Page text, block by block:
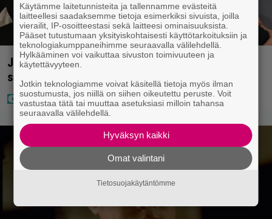
Jani Sieviseltä harvinainen kuva – ”Kaikki lapset
samaan aikaan”
Käytämme laitetunnisteita ja tallennamme evästeitä
laitteellesi saadaksemme tietoja esimerkiksi sivuista, joilla
vierailit, IP-osoitteestasi sekä laitteesi ominaisuuksista.
Pääset tutustumaan yksityiskohtaisesti käyttötarkoituksiin ja
teknologiakumppaneihimme seuraavalla välilehdellä.
Hylkääminen voi vaikuttaa sivuston toimivuuteen ja
käytettävyyteen.
Jotkin teknologiamme voivat käsitellä tietoja myös ilman
suostumusta, jos niillä on siihen oikeutettu peruste. Voit
vastustaa tätä tai muuttaa asetuksiasi milloin tahansa
seuraavalla välilehdellä.
Hyväksyn kaikki
Omat valintani
Tietosuojakäytäntömme